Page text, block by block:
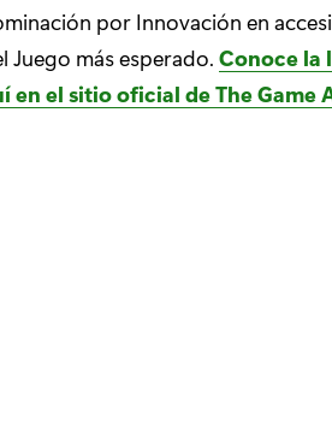
por Innovación en
Juego más esperado. Conoce la
en el sitio oficial de The Game